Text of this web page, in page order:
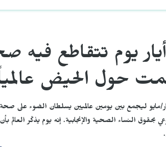
2٨ أيار يوم تتقاطع
حول الحيض
٢٨ أيار/مايو ليجمع بين يومين عالميين يسلطان الضوء
بحقوق النساء الصحية والإنجابية. إنه يوم يذكّر